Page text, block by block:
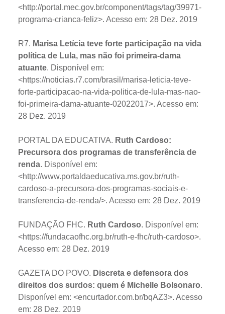
<http://portal.mec.gov.br/component/tags/tag/39971-
programa-crianca-feliz>. Acesso em: 28 Dez. 2019
R7. Marisa Letícia teve forte participação na vida
política de Lula, mas não foi primeira-dama
atuante. Disponível em:
<https://noticias.r7.com/brasil/marisa-leticia-teve-
forte-participacao-na-vida-politica-de-lula-mas-nao-
foi-primeira-dama-atuante-02022017>. Acesso em:
28 Dez. 2019
PORTAL DA EDUCATIVA. Ruth Cardoso:
Precursora dos programas de transferência de
renda. Disponível em:
<http://www.portaldaeducativa.ms.gov.br/ruth-
cardoso-a-precursora-dos-programas-sociais-e-
transferencia-de-renda/>. Acesso em: 28 Dez. 2019
FUNDAÇÃO FHC. Ruth Cardoso. Disponível em:
<https://fundacaofhc.org.br/ruth-e-fhc/ruth-cardoso>.
Acesso em: 28 Dez. 2019
GAZETA DO POVO. Discreta e defensora dos
direitos dos surdos: quem é Michelle Bolsonaro.
Disponível em: <encurtador.com.br/bqAZ3>. Acesso
em: 28 Dez. 2019